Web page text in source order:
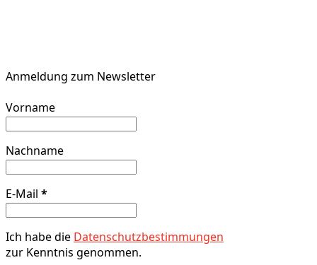
Anmeldung zum Newsletter
Vorname
Nachname
E-Mail *
Ich habe die Datenschutzbestimmungen
zur Kenntnis genommen.